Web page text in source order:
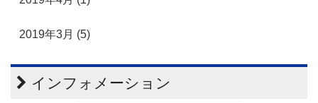
2019年3月 (5)
インフォメーション